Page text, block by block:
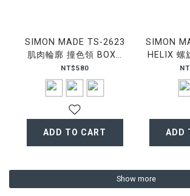
SIMON MADE TS-2623
肌肉輪廓 撞色領 BOXY
復古 短T
NT$580
ADD TO CART
SIMON
HELIX 螺
ADD
Show more